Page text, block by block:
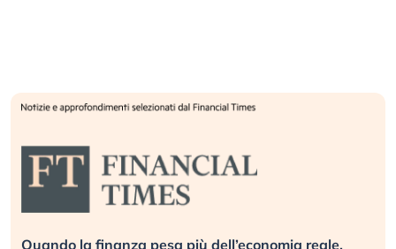
Quando la finanza pesa più dell’economia reale.